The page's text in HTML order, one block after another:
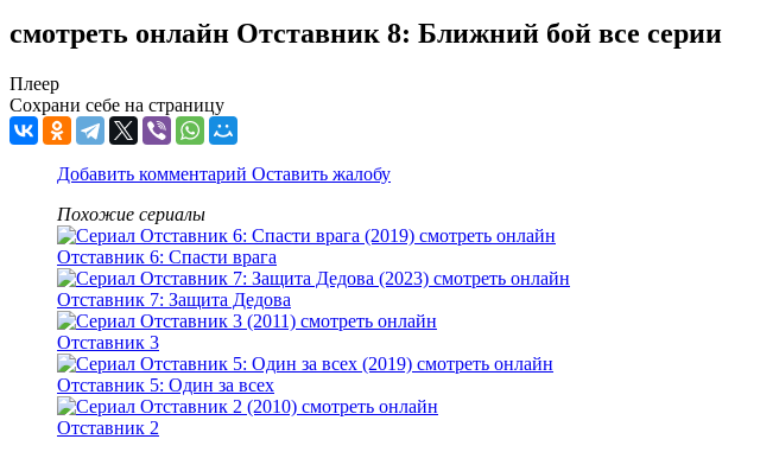
смотреть онлайн Отставник 8: Ближний бой все серии
Плеер
Сохрани себе на страницу
Добавить комментарий Оставить жалобу
Похожие сериалы
Отставник 6: Спасти врага
Отставник 7: Защита Дедова
Отставник 3
Отставник 5: Один за всех
Отставник 2